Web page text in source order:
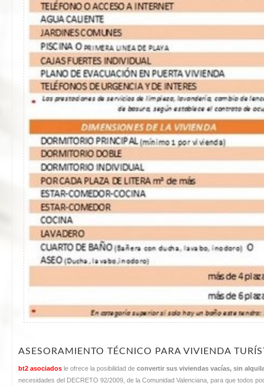
ASESORAMIENTO TÉCNICO PARA VIVIENDA
bt2 asociados le ofrece la posibilidad de convertir sus viviendas vacías, sin
necesidades del DECRETO 92/2009, de la Comunidad Valenciana, para que todos